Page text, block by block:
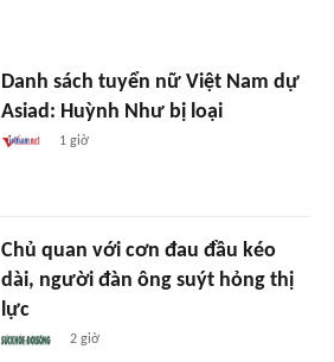
Danh sách tuyển nữ Việt Nam dự
Asiad: Huỳnh Như bị loại
1 giờ
Chủ quan với cơn đau đầu kéo
dài, người đàn ông suýt hỏng thị
lực
2 giờ